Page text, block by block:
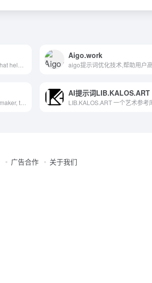
Aigo.work
AI提示词LIB.KALOS.ART
广告合作 关于我们